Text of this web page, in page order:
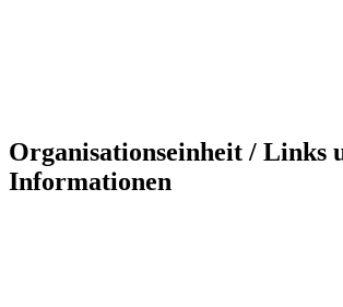
Organisationseinheit / Links
Informationen